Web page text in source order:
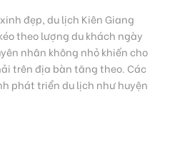
đẹp, du lịch Kiên Giang
theo lượng du khách ngày
nhân không nhỏ khiến cho
trên địa bàn tăng theo. Các
phát triển du lịch như huyện